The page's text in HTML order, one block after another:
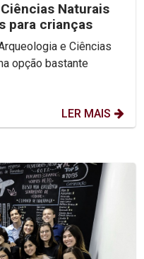
Naturais
para crianças
e Ciências
opção bastante
LER MAIS